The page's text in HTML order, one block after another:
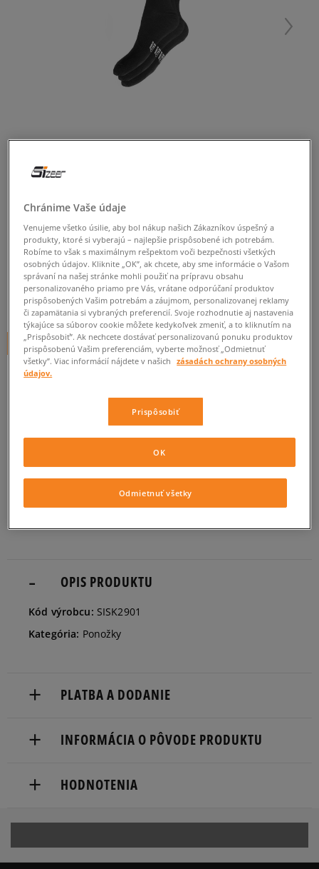
SIZEER PONOŽKY VYSOKÉ 3PPK
BLACK
unisex, ponožky
0.0 0
5€cena s DPH
+ 5 BODOV VSIZEERCLUBE
Informujte ma o dostupnosti
Ak bude položka opäť dostupná, dostanete od nás oznámenie.
Informovať o
dostupnosti
ZISTIŤ DOSTUPNOSŤ V NAŠICH KAMENNÝCH PREDAJNIACH
OPIS PRODUKTU
Kód výrobcu: SISK2901
Kategória: Ponožky
PLATBA A DODANIE
Dostupné spôsoby doručenia:
slovenská pošta - na adresu,
osobné prevzatie v predajni.
INFORMÁCIA O PÔVODE PRODUKTU
os. Dywizjonu 303 Paw. 1
HODNOTENIA
Chránime Vaše údaje
Venujeme všetko úsilie, aby bol nákup našich Zákazníkov úspešný a
produkty, ktoré si vyberajú – najlepšie prispôsobené ich potrebám.
Robíme to však s maximálnym rešpektom voči bezpečnosti všetkých
osobných údajov. Kliknite „OK”, ak chcete, aby sme informácie o Vašom
správaní na našej stránke mohli použiť na prípravu obsahu
personalizovaného priamo pre Vás, vrátane odporúčaní produktov
prispôsobených Vašim potrebám a záujmom, personalizovanej reklamy
či zapamätania si vybraných preferencií. Svoje rozhodnutie aj nastavenia
týkajúce sa súborov cookie môžete kedykoľvek zmeniť, a to kliknutím na
„Prispôsobiť”. Ak nechcete dostávať personalizovanú ponuku produktov
prispôsobenú Vašim preferenciám, vyberte možnosť „Odmietnuť
všetky”. Viac informácií nájdete v našich
zásadách ochrany osobných
údajov.
Prispôsobiť
Odmietnuť všetky
OK